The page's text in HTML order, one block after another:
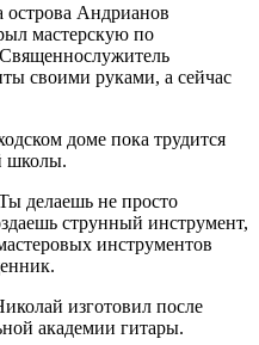
острова Андрианов
мастерскую по
своими руками, а сейчас
доме пока трудится
школы.
делаешь не просто
струнный инструмент,
инструментов
изготовил после
академии гитары.